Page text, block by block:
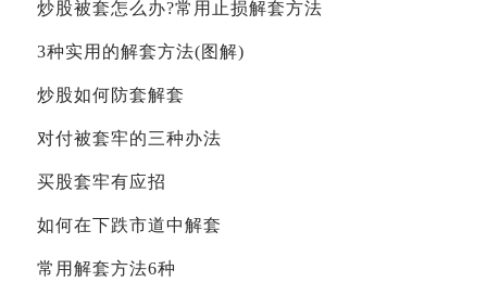
炒股被套怎么办?常用止损解套方法
3种实用的解套方法(图解)
炒股如何防套解套
对付被套牢的三种办法
买股套牢有应招
如何在下跌市道中解套
常用解套方法6种